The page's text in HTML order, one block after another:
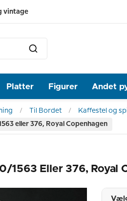
vintage
Platter Figurer Andet
Til Bordet Kaffestel og
eller 376, Royal Copenhagen
1563 Eller 376, Royal